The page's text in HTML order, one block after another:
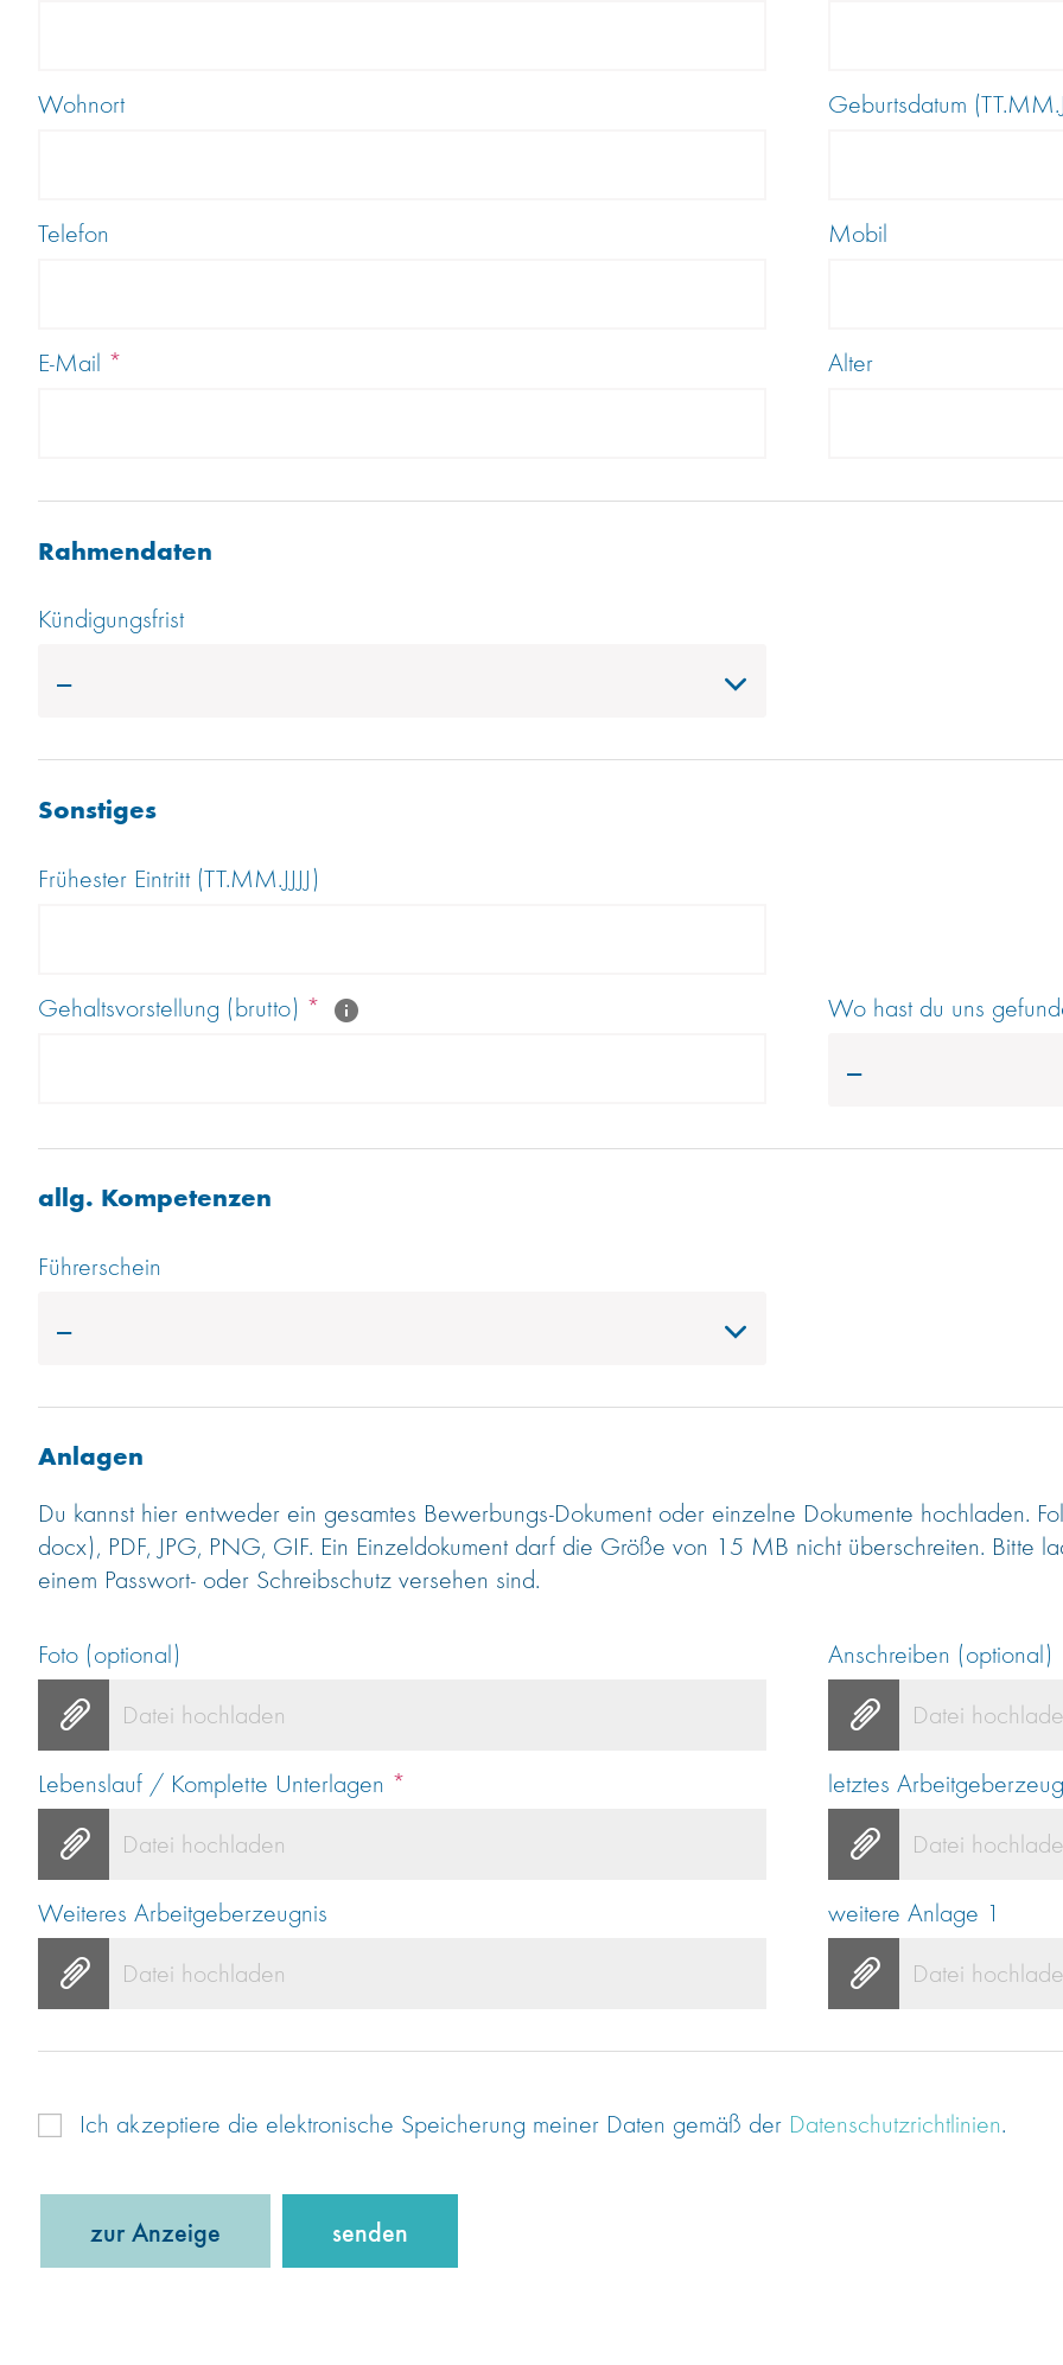
Wohnort Geburtsdatum
Telefon Mobil
E-Mail * Alter
Rahmendaten
Kündigungsfrist
---
Sonstiges
Frühester Eintritt (TT.MM.JJJJ)
Gehaltsvorstellung (brutto) * Wo hast du uns
---
allg. Kompetenzen
Führerschein
---
Anlagen
Du kannst hier entweder ein gesamtes Bewerbungs-Dokument oder einzelne Dokumente hochladen.
docx), PDF, JPG, PNG, GIF. Ein Einzeldokument darf die Größe von 15 MB nicht überschreiten. Bitte
einem Passwort- oder Schreibschutz versehen sind.
Foto (optional)
Datei hochladen
Anschreiben (optional)
Datei
Lebenslauf / Komplette Unterlagen *
Datei hochladen
letztes
Datei
Weiteres Arbeitgeberzeugnis
Datei hochladen
weitere Anlage 1
Datei
Ich akzeptiere die elektronische Speicherung meiner Daten gemäß der Datenschutzrichtlinien.
zur Anzeige senden